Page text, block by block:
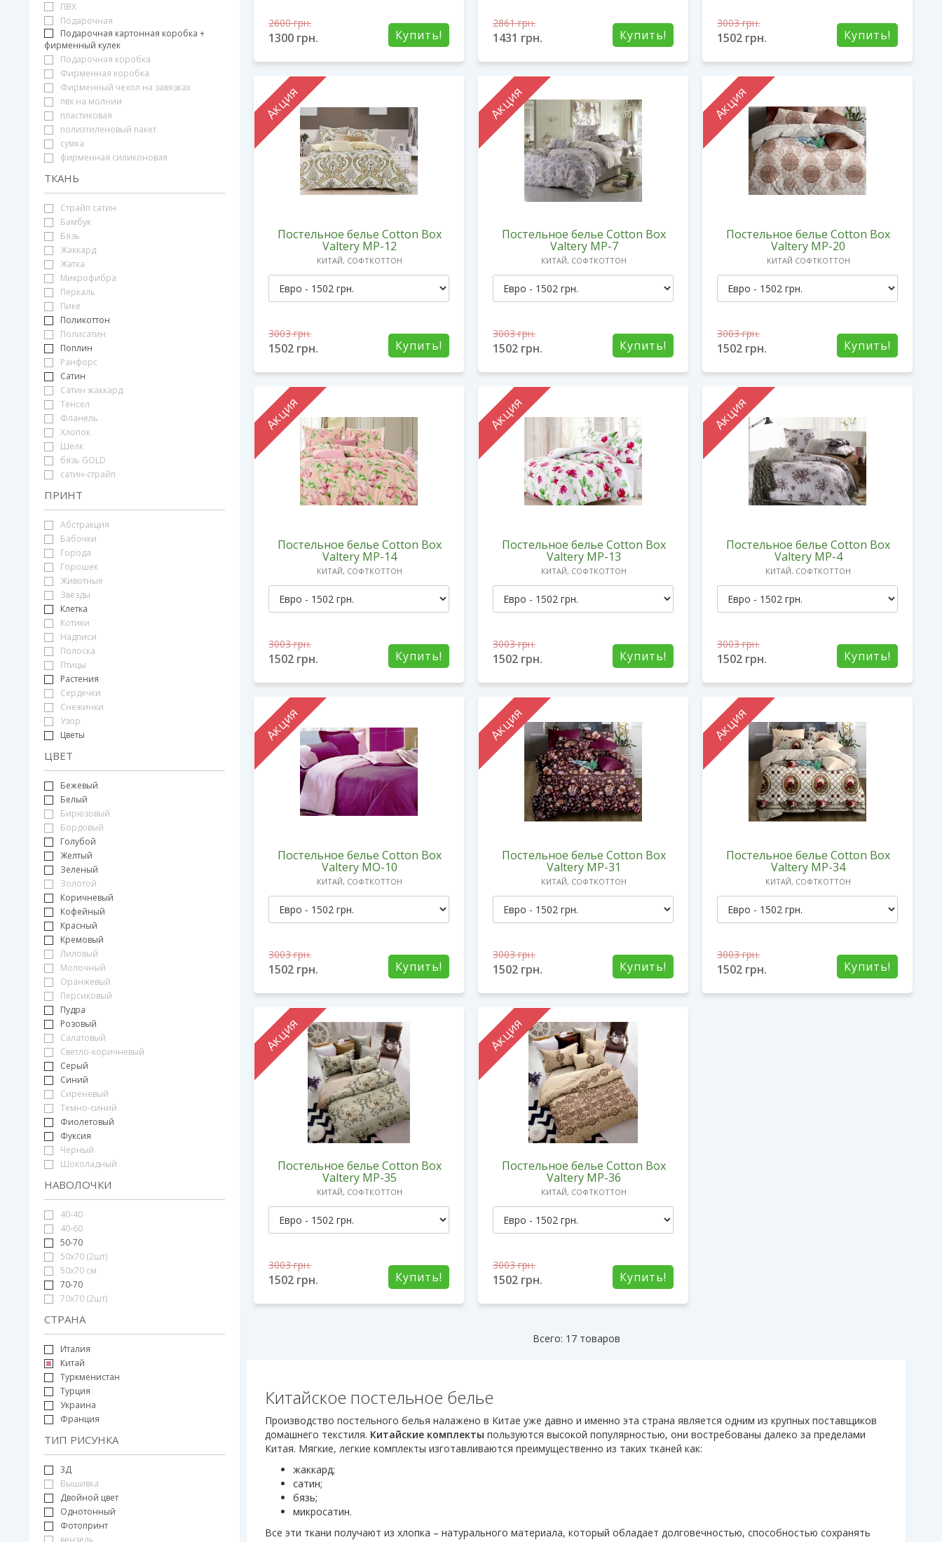
ПВХ
Подарочная
Подарочная картонная коробка +
фирменный кулек
Подарочная коробка
Фирменная коробка
Фирменный чехол на завязках
пвх на молнии
пластиковая
полиэтиленовый пакет
сумка
фирменная силиконовая
ТКАНЬ
Cтрайп сатин
Бамбук
Бязь
Жаккард
Жатка
Микрофибра
Перкаль
Пике
Поликоттон
Полисатин
Поплин
Ранфорс
Сатин
Сатин жаккард
Тенсел
Фланель
Хлопок
Шелк
бязь GOLD
сатин-страйп
ПРИНТ
Абстракция
Бабочки
Города
Горошек
Животные
Звёзды
Клетка
Котики
Надписи
Полоска
Птицы
Растения
Сердечки
Снежинки
Узор
Цветы
ЦВЕТ
Бежевый
Белый
Бирюзовый
Бордовый
Голубой
Желтый
Зеленый
Золотой
Коричневый
Кофейный
Красный
Кремовый
Лиловый
Молочный
Оранжевый
Персиковый
Пудра
Розовый
Салатовый
Светло-коричневый
Серый
Синий
Сиреневый
Темно-синий
Фиолетовый
Фуксия
Черный
Шоколадный
НАВОЛОЧКИ
40-40
40-60
50-70
50х70 (2шт)
50х70 см
70-70
70х70 (2шт)
СТРАНА
Италия
Китай
Туркменистан
Турция
Украина
Франция
ТИП РИСУНКА
3Д
Вышивка
Двойной цвет
Однотонный
Фотопринт
Купить!
2600грн.
1300 грн. Купить!
2861грн.
1431 грн. Купить!
3003грн.
1502 грн.
Акция
Постельное белье Cotton Box
Valtery MP-12
КИТАЙ, СОФТКОТТОН
Купить!
3003грн.
1502 грн.
Акция
Постельное белье Cotton Box
Valtery MP-7
КИТАЙ, СОФТКОТТОН
Купить!
3003грн.
1502 грн.
Акция
Постельное белье Cotton Box
Valtery MP-20
КИТАЙ СОФТКОТТОН
Купить!
3003грн.
1502 грн.
Акция
Постельное белье Cotton Box
Valtery MP-14
КИТАЙ, СОФТКОТТОН
Купить!
3003грн.
1502 грн.
Акция
Постельное белье Cotton Box
Valtery MP-13
КИТАЙ, СОФТКОТТОН
Купить!
3003грн.
1502 грн.
Акция
Постельное белье Cotton Box
Valtery MP-4
КИТАЙ, СОФТКОТТОН
Купить!
3003грн.
1502 грн.
Акция
Постельное белье Cotton Box
Valtery MO-10
КИТАЙ, СОФТКОТТОН
Купить!
3003грн.
1502 грн.
Акция
Постельное белье Cotton Box
Valtery MP-31
КИТАЙ, СОФТКОТТОН
Купить!
3003грн.
1502 грн.
Акция
Постельное белье Cotton Box
Valtery MP-34
КИТАЙ, СОФТКОТТОН
Купить!
3003грн.
1502 грн.
Акция
Постельное белье Cotton Box
Valtery MP-35
КИТАЙ, СОФТКОТТОН
Купить!
3003грн.
1502 грн.
Акция
Постельное белье Cotton Box
Valtery MP-36
КИТАЙ, СОФТКОТТОН
Купить!
3003грн.
1502 грн.
Всего: 17 товаров
Китайское постельное белье
Производство постельного белья налажено в Китае уже давно и именно эта страна является одним из крупных поставщиков
домашнего текстиля. Китайские комплекты пользуются высокой популярностью, они востребованы далеко за пределами
Китая. Мягкие, легкие комплекты изготавливаются преимущественно из таких тканей как:
жаккард;
сатин;
бязь;
микросатин.
Все эти ткани получают из хлопка – натурального материала, который обладает долговечностью, способностью сохранять